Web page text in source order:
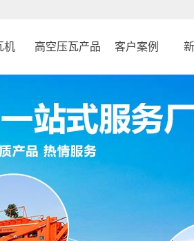
机
带倾斜平台
角驰压瓦机
彩钢压瓦机
彩钢压瓦机
高空压瓦产品
反吊顶升降平台
高空制瓦机
客户案例